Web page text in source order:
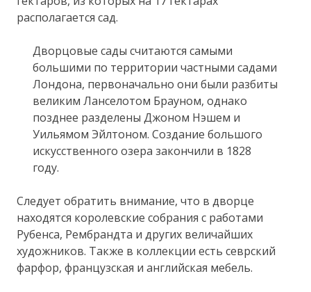
располагается сад.
Дворцовые сады считаются самыми
большими по территории частными садами
Лондона, первоначально они были разбиты
великим Ланселотом Брауном, однако
позднее разделены Джоном Нэшем и
Уильямом Эйлтоном. Создание большого
искусственного озера закончили в 1828
году.
Следует обратить внимание, что в дворце
находятся королевские собрания с работами
Рубенса, Рембрандта и других величайших
художников. Также в коллекции есть севрский
фарфор, французская и английская мебель.